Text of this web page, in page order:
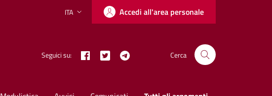
Lingua attiva:
ITA Accedi all'area personale
Seguici su: FacebookTwitter X Cerca